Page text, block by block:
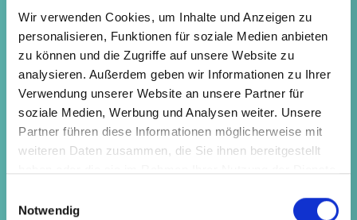
Wir verwenden Cookies, um Inhalte und Anzeigen zu
personalisieren, Funktionen für soziale Medien anbieten
zu können und die Zugriffe auf unsere Website zu
analysieren. Außerdem geben wir Informationen zu Ihrer
Verwendung unserer Website an unsere Partner für
soziale Medien, Werbung und Analysen weiter. Unsere
Partner führen diese Informationen möglicherweise mit
weiteren Daten zusammen, die Sie ihnen bereitgestellt
Notwendig